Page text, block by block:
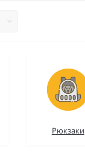
Рюкзаки